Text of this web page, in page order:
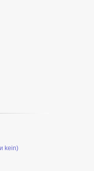
kein)